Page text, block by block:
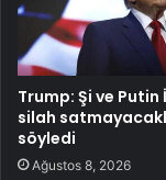
Trump: Şi ve Putin
silah
söyledi
Ağustos 8, 2026